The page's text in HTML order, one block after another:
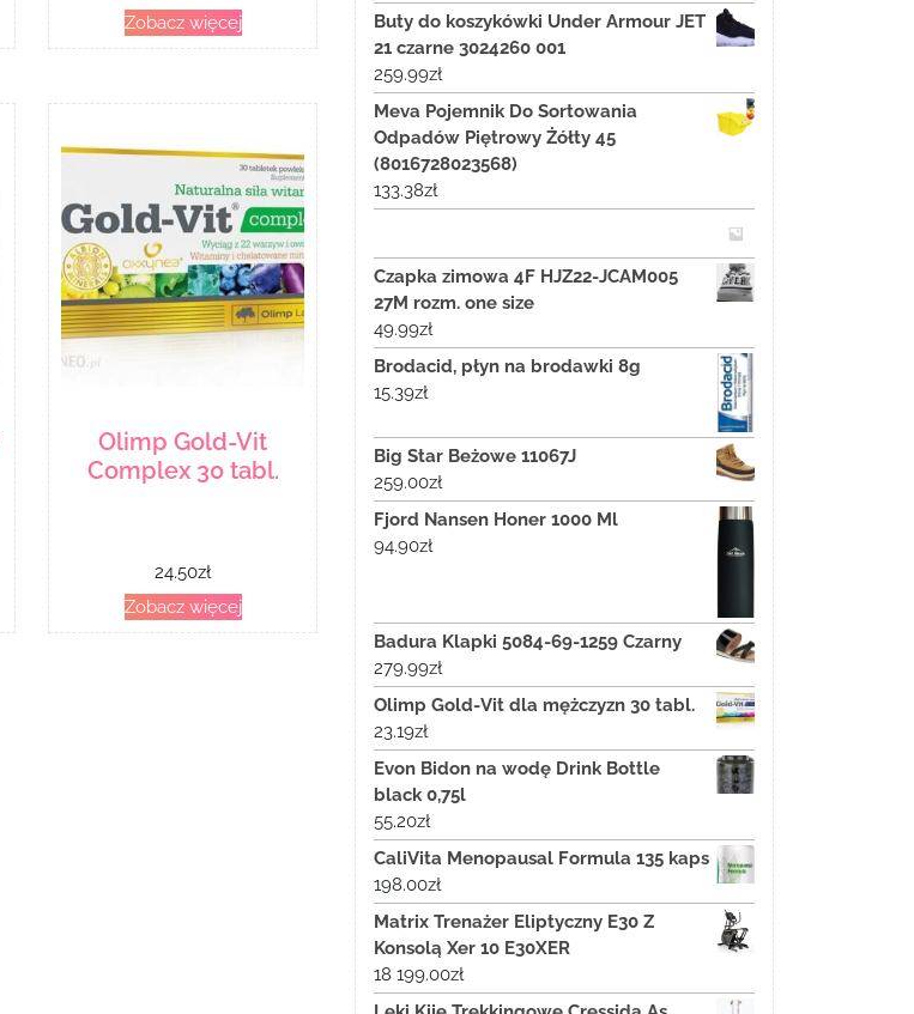
Zobacz więcej
Olimp Gold-Vit
Complex 30 tabl.
24.50zł
Zobacz więcej
Buty do koszykówki Under Armour JET
21 czarne 3024260 001
259.99zł
Meva Pojemnik Do Sortowania
Odpadów Piętrowy Żółty 45
(8016728023568)
133.38zł
Czapka zimowa 4F HJZ22-JCAM005
27M rozm. one size
49.99zł
Brodacid, płyn na brodawki 8g
15.39zł
Big Star Beżowe 11067J
259.00zł
Fjord Nansen Honer 1000 Ml
94.90zł
Badura Klapki 5084-69-1259 Czarny
279.99zł
Olimp Gold-Vit dla mężczyzn 30 tabl.
23.19zł
Evon Bidon na wodę Drink Bottle
black 0,75l
55.20zł
CaliVita Menopausal Formula 135 kaps
198.00zł
Matrix Trenażer Eliptyczny E30 Z
Konsolą Xer 10 E30XER
18 199.00zł